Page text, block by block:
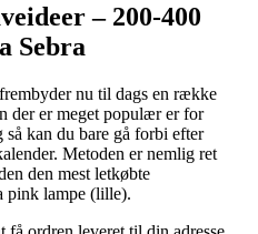
– 200-400
Sebra
nu til dags en række
der er meget populær er for
kan du bare gå forbi efter
Metoden er nemlig ret
den mest letkøbte
pink lampe (lille).